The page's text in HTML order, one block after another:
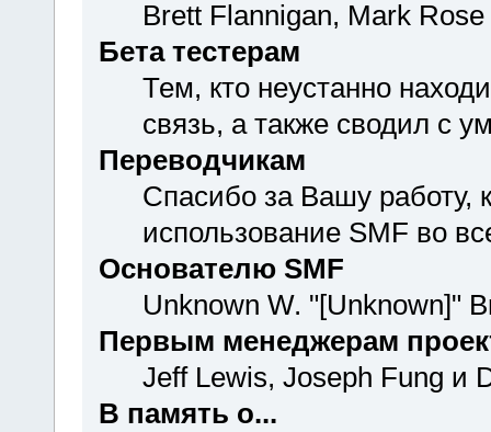
Brett Flannigan, Mark
Бета тестерам
Тем, кто неустанно
связь, а также сводил с
Переводчикам
Спасибо за Вашу работу,
использование SMF во
Основателю SMF
Unknown W. "[Unknown]"
Первым менеджерам
Jeff Lewis, Joseph Fung и
В память о...